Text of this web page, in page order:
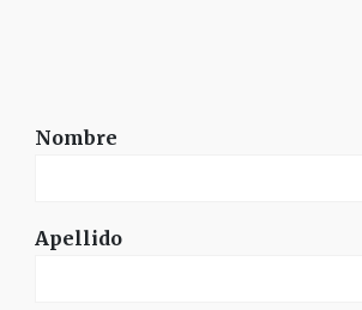
Nombre
Apellido